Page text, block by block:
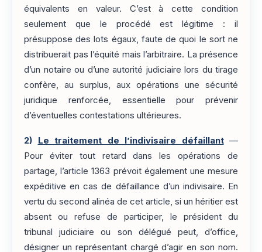
équivalents en valeur. C’est à cette condition
seulement que le procédé est légitime : il
présuppose des lots égaux, faute de quoi le sort ne
distribuerait pas l’équité mais l’arbitraire. La présence
d’un notaire ou d’une autorité judiciaire lors du tirage
confère, au surplus, aux opérations une sécurité
juridique renforcée, essentielle pour prévenir
d’éventuelles contestations ultérieures.
2) Le traitement de l’indivisaire défaillant—
Pour éviter tout retard dans les opérations de
partage, l’article 1363 prévoit également une mesure
expéditive en cas de défaillance d’un indivisaire. En
vertu du second alinéa de cet article, si un héritier est
absent ou refuse de participer, le président du
tribunal judiciaire ou son délégué peut, d’office,
désigner un représentant chargé d’agir en son nom.